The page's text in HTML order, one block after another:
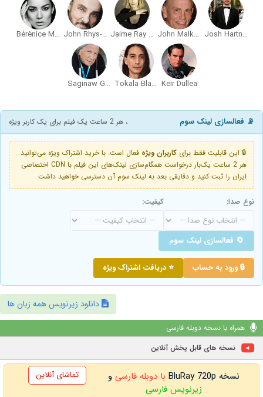
Josh Hartnett
John Malkovich
Jaime Ray Newman
John Rhys-Davies
Bérénice Marlohe
Keir Dullea
Tokala Black Elk
Saginaw Grant
📡 فعالسازی لینک سوم ، هر 2 ساعت یک فیلم برای یک کاربر ویژه
🔒 این قابلیت فقط برای کاربران ویژه فعال است. با خرید اشتراک ویژه می‌توانید
هر 2 ساعت یک‌بار درخواست همگام‌سازی لینک‌های این فیلم با CDN اختصاصی
ایران را ثبت کنید و دقایقی بعد به لینک سوم آن دسترسی خواهید داشت
نوع صدا: کیفیت:
🔄 فعالسازی لینک سوم
🔒 ورود به حساب ⭐ دریافت اشتراک ویژه
دانلود زیرنویس همه زبان ها
همراه با نسخه دوبله فارسی
نسخه های قابل پخش آنلاین
نسخه BluRay 720p با دوبله فارسیو
زیرنویس فارسی
تماشای آنلاین